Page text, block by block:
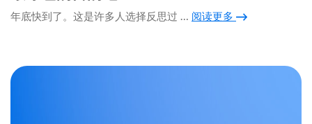
年底快到了。这是许多人选择反思过 … 阅读更多